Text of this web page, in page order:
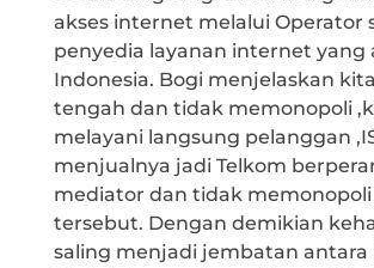
akses internet melalui Operator
penyedia layanan internet yang
Indonesia. Bogi menjelaskan
tengah dan tidak memonopoli
melayani langsung pelanggan
menjualnya jadi Telkom
mediator dan tidak memonopoli
tersebut. Dengan demikian
saling menjadi jembatan antara